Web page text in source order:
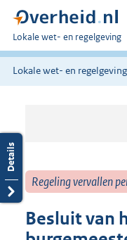
U
bent
hier:
Lokale wet- en regelgeving
Lokale wet- en regelgeving
Regeling vervallen
Besluit van